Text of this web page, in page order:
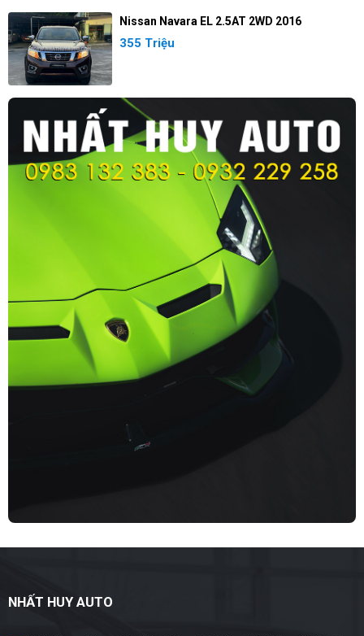
Nissan Navara EL 2.5AT 2WD 2016
355 Triệu
NHẤT HUY AUTO